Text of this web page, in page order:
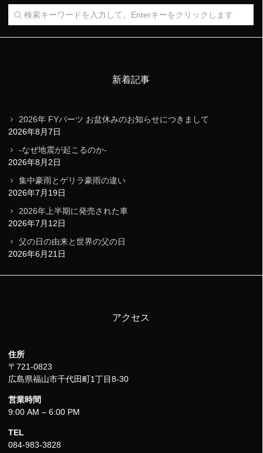
新着記事
2026年 FYパーツ お盆休みのお知らせにつきまして
2026年8月7日
-なぜ地震が起こるのか-
2026年8月2日
集中豪雨とゲリラ豪雨の違い
2026年7月19日
2026年上半期に発売された車
2026年7月12日
父の日の由来と世界の父の日
2026年6月21日
アクセス
住所
〒721-0823
広島県福山市千代田町1丁目8-30
営業時間
9:00 AM – 6:00 PM
TEL
084-983-3828